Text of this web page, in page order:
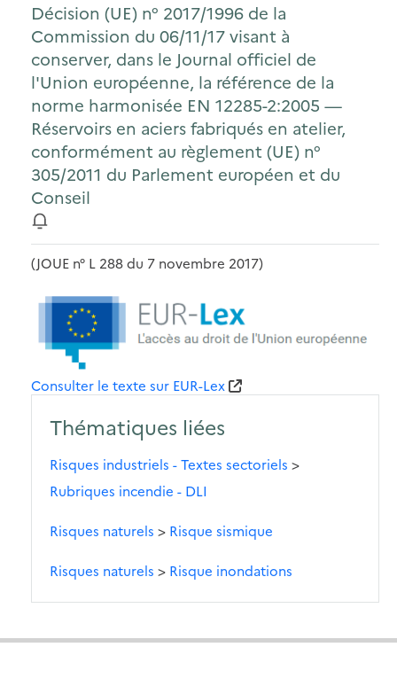
Décision (UE) n° 2017/1996 de la
Commission du 06/11/17 visant à
conserver, dans le Journal officiel de
l'Union européenne, la référence de la
norme harmonisée EN 12285-2:2005 —
Réservoirs en aciers fabriqués en atelier,
conformément au règlement (UE) n°
305/2011 du Parlement européen et du
Conseil
(JOUE n° L 288 du 7 novembre 2017)
Consulter le texte sur EUR-Lex
Thématiques liées
Risques industriels - Textes sectoriels >
Rubriques incendie - DLI
Risques naturels > Risque sismique
Risques naturels > Risque inondations